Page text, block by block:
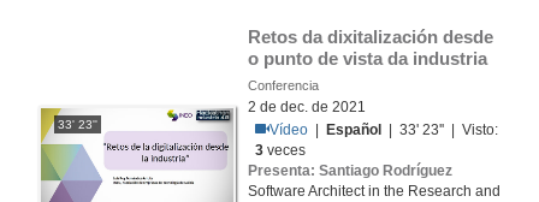
33' 23''
Retos da dixitalización desde
o punto de vista da industria
Conferencia
2 de dec. de 2021
Vídeo
Español
| 33' 23'' | Visto:
3 veces
Presenta: Santiago Rodríguez
Software Architect in the Research and